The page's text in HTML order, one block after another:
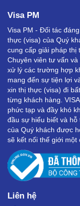
Visa PM
Visa PM - Đối tác
thực (visa) của Quý
cung cấp giải pháp thị
Chuyên viên tư vấn
xử lý các trường hợp
mang đến sự tiện lợi
xin thị thực (visa) đi
từng khách hàng.
phức tạp và đầy khó
đầu sự hiểu biết và
của Quý khách được
sẽ kết nối thế giới một
Liên hệ